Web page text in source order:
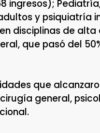
ingresos);
y psiquiatría
disciplinas de
que pasó del
que
general,